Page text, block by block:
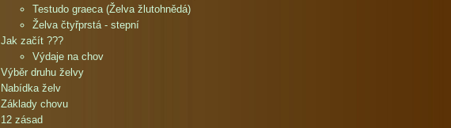
Testudo graeca (Želva žlutohnědá)
Želva čtyřprstá - stepní
Jak začít ???
Výdaje na chov
Výběr druhu želvy
Nabídka želv
Základy chovu
12 zásad